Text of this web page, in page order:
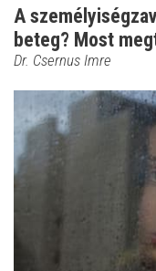
A
beteg? Most
Dr. Csernus Imre